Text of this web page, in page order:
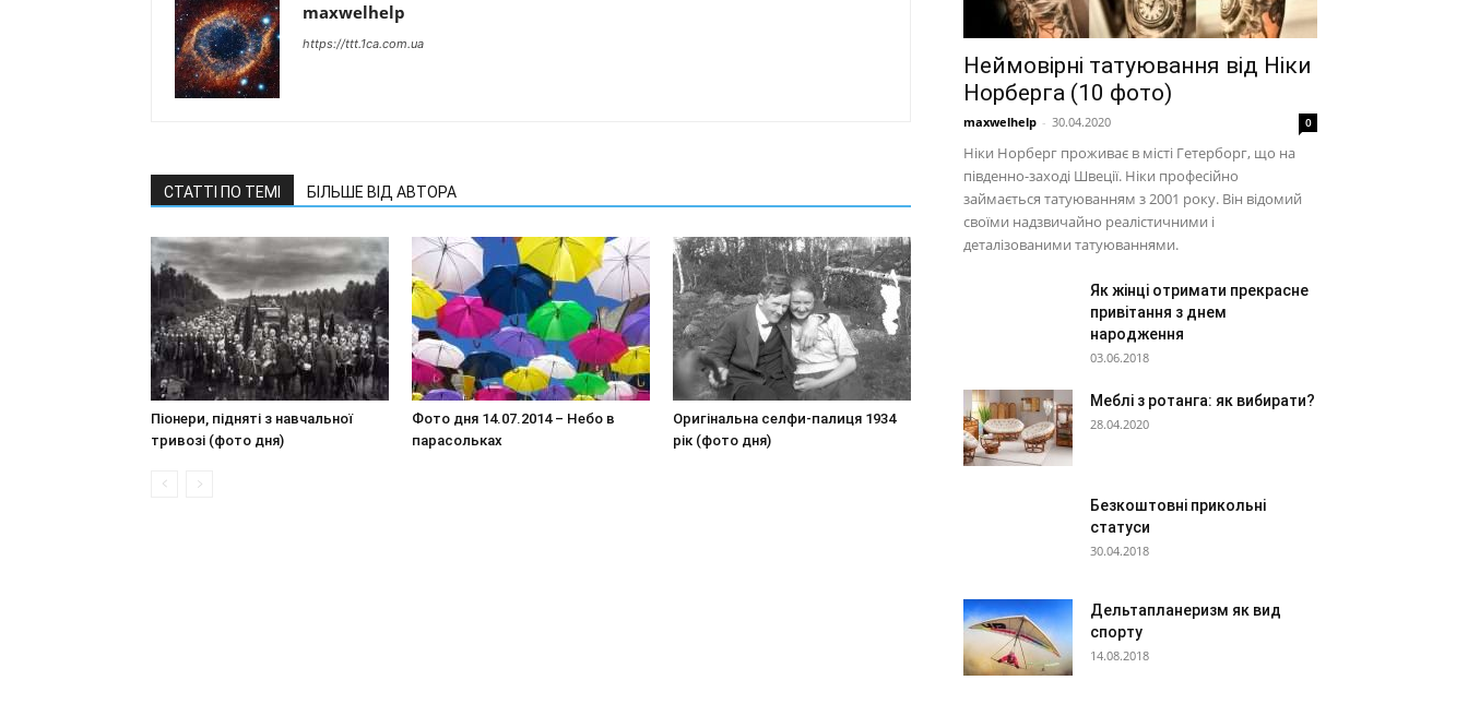
maxwelhelp
https://ttt.1ca.com.ua
СТАТТІ ПО ТЕМІ БІЛЬШЕ ВІД АВТОРА
Піонери, підняті з навчальної
тривозі (фото дня)
Фото дня 14.07.2014 – Небо в
парасольках
Оригінальна селфи-палиця 1934
рік (фото дня)
Неймовірні татуювання від Ніки
Норберга (10 фото)
maxwelhelp - 30.04.2020 0
Ніки Норберг проживає в місті Гетерборг, що на
південно-заході Швеції. Ніки професійно
займається татуюванням з 2001 року. Він відомий
своїми надзвичайно реалістичними і
деталізованими татуюваннями.
Як жінці отримати прекрасне
привітання з днем
народження
03.06.2018
Меблі з ротанга: як вибирати?
28.04.2020
Безкоштовні прикольні
статуси
30.04.2018
Дельтапланеризм як вид
спорту
14.08.2018